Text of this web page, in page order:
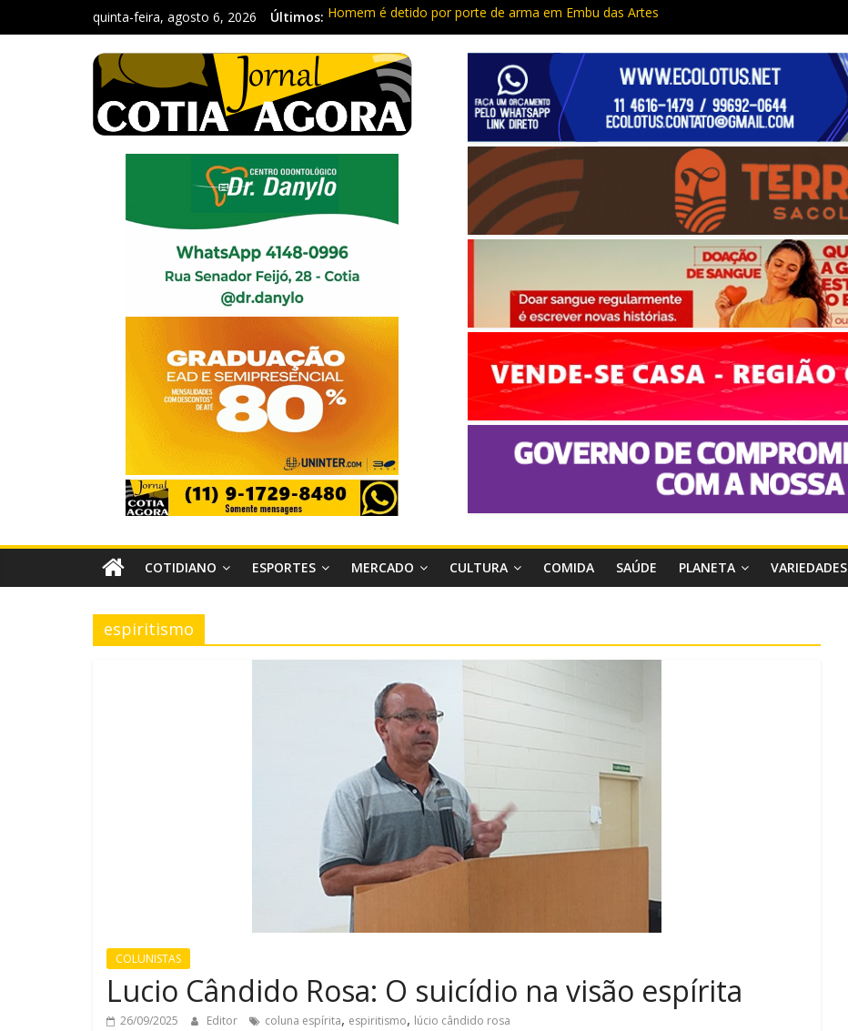
quinta-feira, agosto 6, 2026 Últimos: Homem é detido por porte de arma em Embu das Artes
Carretas da Capacitação trazem cursos gratuitos para Cotia e Vargem Grande
Traficante é preso com quase 400 porções de drogas no Jardim Rosemeire
Radares de Cotia vão passar por manutenção e vias serão interditadas
PM prende homem com grande quantidade de entorpecentes em Itapevi
COTIDIANO ESPORTES MERCADO CULTURA COMIDA SAÚDE PLANETA VARIEDADES
espiritismo
COLUNISTAS
Lucio Cândido Rosa: O suicídio na visão espírita
26/09/2025 Editor coluna espírita, espiritismo, lúcio cândido rosa